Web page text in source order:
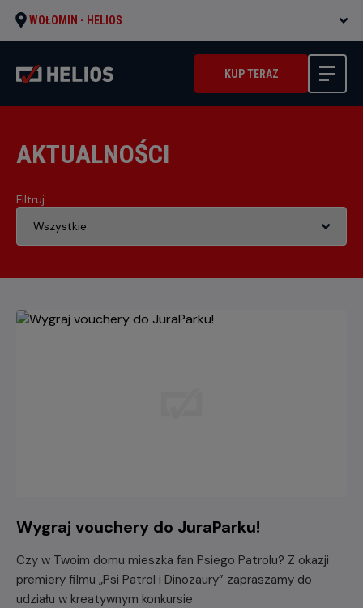
WOŁOMIN - HELIOS
KUP TERAZ
AKTUALNOŚCI
Filtruj
Wygraj vouchery do JuraParku!
Czy w Twoim domu mieszka fan Psiego Patrolu? Z okazji
premiery filmu „Psi Patrol i Dinozaury” zapraszamy do
udziału w kreatywnym konkursie.